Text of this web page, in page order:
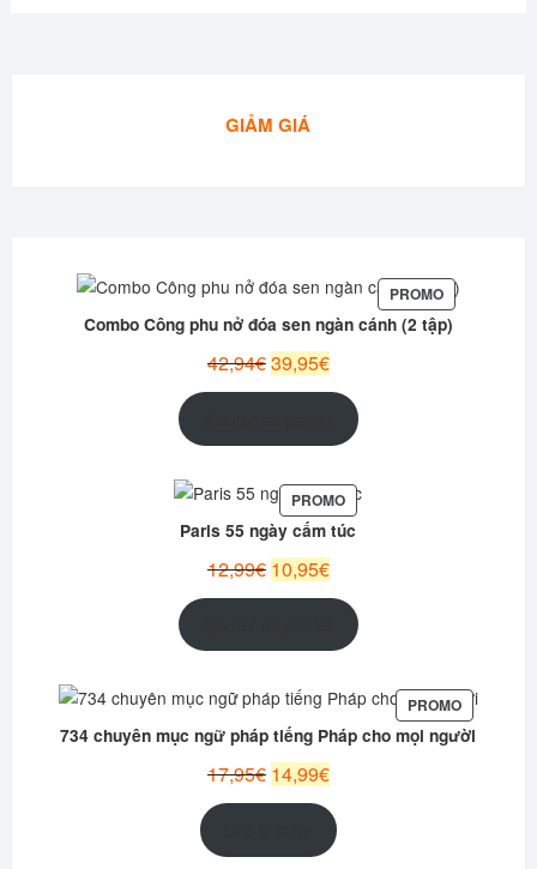
GIẢM GIÁ
PROMOPRODUIT
EN
PROMOTION
Combo Công phu nở đóa sen ngàn cánh (2 tập)
42,94€ Le
prix
39,95€Le
prix
actuel
est :
PROMOPRODUIT
EN
PROMOTION
Paris 55 ngày cấm túc
12,99€ Le
10,95€Le
actuel
est :
PROMOPRODUIT
EN
734 chuyên mục ngữ pháp tiếng Pháp cho mọi người
17,95€ Le
prix
14,99€Le
actuel
est :